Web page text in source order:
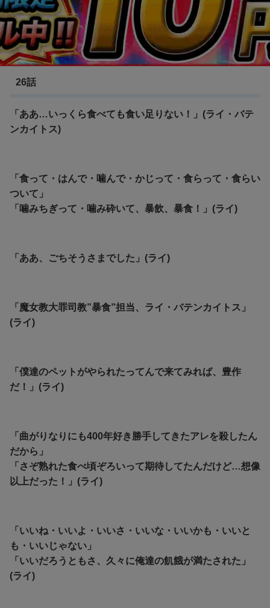
Re:ゼロから始める異世界生活(２期)
26話
「ああ…いっくら食べても食い足りない！」(ライ・バテ
ンカイトス)
「食って・はんで・噛んで・かじって・食らって・食らい
ついて」
「噛みちぎって・噛み砕いて、暴飲、暴食！」(ライ)
「ああ、ごちそうさまでした」(ライ)
「魔女教大罪司教”暴食”担当、ライ・バテンカイトス」
(ライ)
「僕達のペットがやられたってんで来てみれば、豊作
だ！」(ライ)
「曲がりなりにも400年好き勝手してきたアレを殺したん
だから」
「さぞ熟れた食べ頃ぞろいって期待してたんだけど…想像
以上だった！」(ライ)
「いいね・いいよ・いいさ・いいな・いいかも・いいと
も・いいじゃない」
「いいだろうともさ、久々に俺達の飢餓が満たされた」
(ライ)